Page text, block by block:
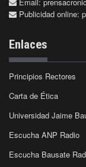
Publicidad online:
Enlaces
Principios Rectores
Carta de Ética
Universidad Jaime
Escucha ANP Radio
Escucha Bausate